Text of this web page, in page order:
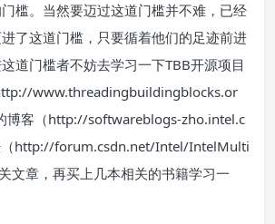
槛。当然要迈过这道门槛并不难，已经
了这道门槛，只要循着他们的足迹前进
道门槛者不妨去学习一下TBB开源项目
www.threadingbuildingblocks.or
博客（http://softwareblogs-zho.intel.c
http://forum.csdn.net/Intel/IntelMulti
文章，再买上几本相关的书籍学习一